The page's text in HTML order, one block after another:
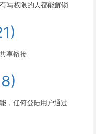
写权限的人都能解锁
享链接
，任何登陆用户通过